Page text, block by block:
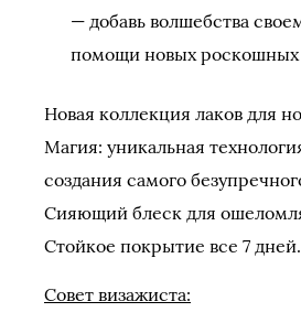
— добавь волшебства
помощи новых роскошных
Новая коллекция лаков для
Магия: уникальная
создания самого
Сияющий блеск для
Стойкое покрытие все 7 дней.
Совет визажиста: